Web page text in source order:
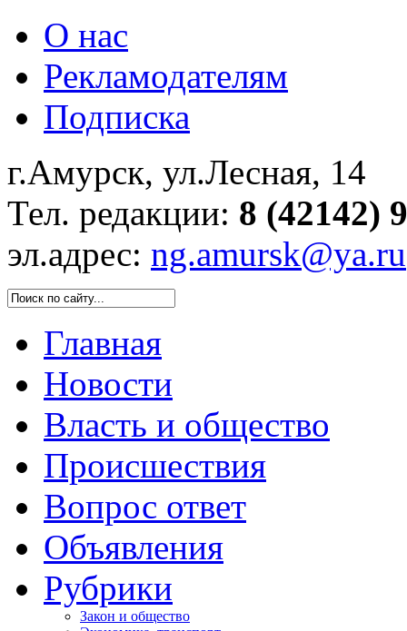
О нас
Рекламодателям
Подписка
г.Амурск, ул.Лесная, 14
Тел. редакции: 8 (42142)
эл.адрес: ng.amursk@ya.ru
Главная
Новости
Власть и общество
Происшествия
Вопрос ответ
Объявления
Рубрики
Закон и общество